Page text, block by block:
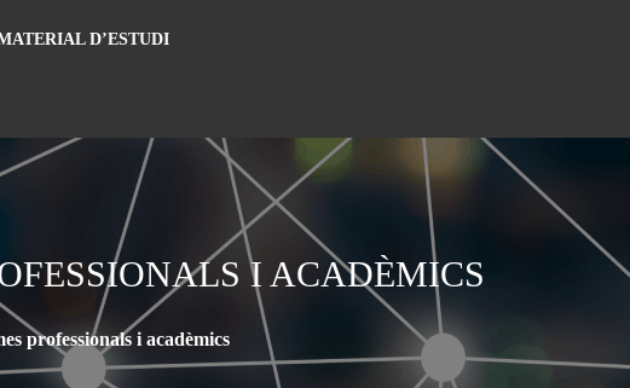
D’ESTUDI
I ACADÈMICS
professionals i acadèmics